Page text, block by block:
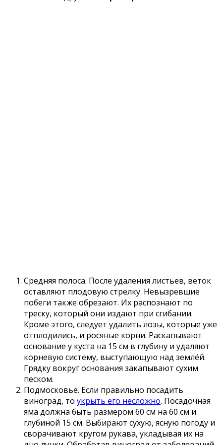
Средняя полоса. После удаления листьев, веток
оставляют плодовую стрелку. Невызревшие
побеги также обрезают. Их распознают по
треску, который они издают при сгибании.
Кроме этого, следует удалить лозы, которые уже
отплодились, и росяные корни. Раскапывают
основание у куста на 15 см в глубину и удаляют
корневую систему, выступающую над землёй.
Грядку вокруг основания закапывают сухим
песком.
Подмосковье. Если правильно посадить
виноград, то укрыть его несложно. Посадочная
яма должна быть размером 60 см на 60 см и
глубиной 15 см. Выбирают сухую, ясную погоду и
сворачивают кругом рукава, укладывая их на